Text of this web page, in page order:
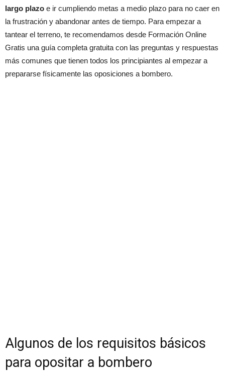
largo plazo e ir cumpliendo metas a medio plazo para no caer en
la frustración y abandonar antes de tiempo. Para empezar a
tantear el terreno, te recomendamos desde Formación Online
Gratis una guía completa gratuita con las preguntas y respuestas
más comunes que tienen todos los principiantes al empezar a
prepararse físicamente las oposiciones a bombero.
Algunos de los requisitos básicos
para opositar a bombero